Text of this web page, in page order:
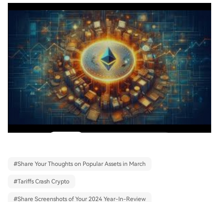
#Share Your Thoughts on Popular Assets in March
#Tariffs Crash Crypto
#Share Screenshots of Your 2024 Year-In-Review